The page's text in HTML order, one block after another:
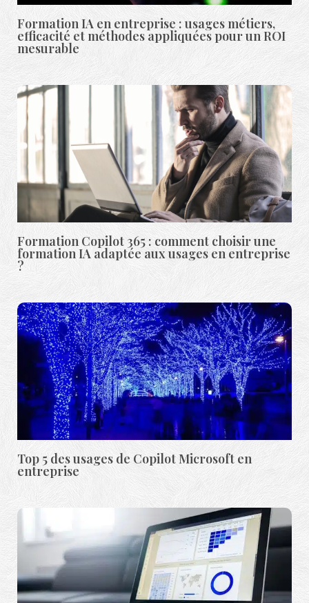
Formation IA en entreprise : usages métiers,
efficacité et méthodes appliquées pour un ROI
mesurable
Formation Copilot 365 : comment choisir une
formation IA adaptée aux usages en entreprise
?
Top 5 des usages de Copilot Microsoft en
entreprise